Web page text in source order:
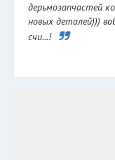
дерьмозапчастей
новых деталей)))
счи...!